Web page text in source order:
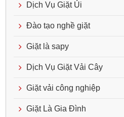
Dịch Vụ Giặt Ủi
Đào tạo nghề giặt
Giặt là sapy
Dịch Vụ Giặt Vải Cây
Giặt vải công nghiệp
Giặt Là Gia Đình